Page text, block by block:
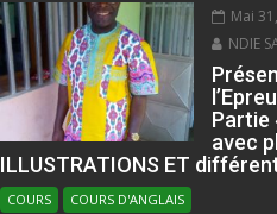
Mai
NDIE
Partie
avec
ILLUSTRATIONS ET
COURS COURS D'ANGLAIS